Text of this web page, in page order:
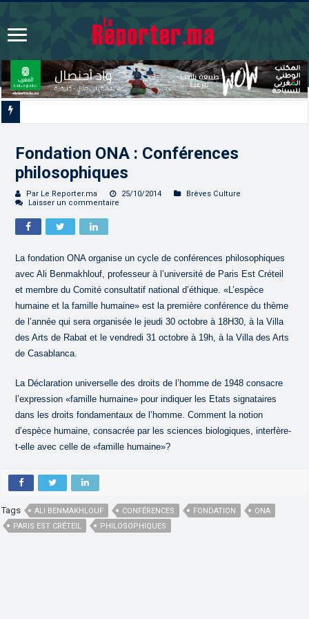
Fondation ONA : Conférences
philosophiques
Par Le Reporter.ma 25/10/2014
Brèves Culture
Laisser un commentaire
La fondation ONA organise un cycle de conférences philosophiques
avec Ali Benmakhlouf, professeur à l’université de Paris Est Créteil
et membre du Comité consultatif national d’éthique. «L’espèce
humaine et la famille humaine» est la première conférence du thème
de l’année qui sera organisée le jeudi 30 octobre à 18H30, à la Villa
des Arts de Rabat et le vendredi 31 octobre à 19h, à la Villa des Arts
de Casablanca.
La Déclaration universelle des droits de l’homme de 1948 consacre
l’expression «famille humaine» pour indiquer les Etats signataires
dans les droits fondamentaux de l’homme. Comment la notion
d’espèce humaine, consacrée par les sciences biologiques, interfère-
t-elle avec celle de «famille humaine»?
Tags ALI BENMAKHLOUF CONFÉRENCES FONDATION
ONA
PARIS EST CRÉTEIL
PHILOSOPHIQUES